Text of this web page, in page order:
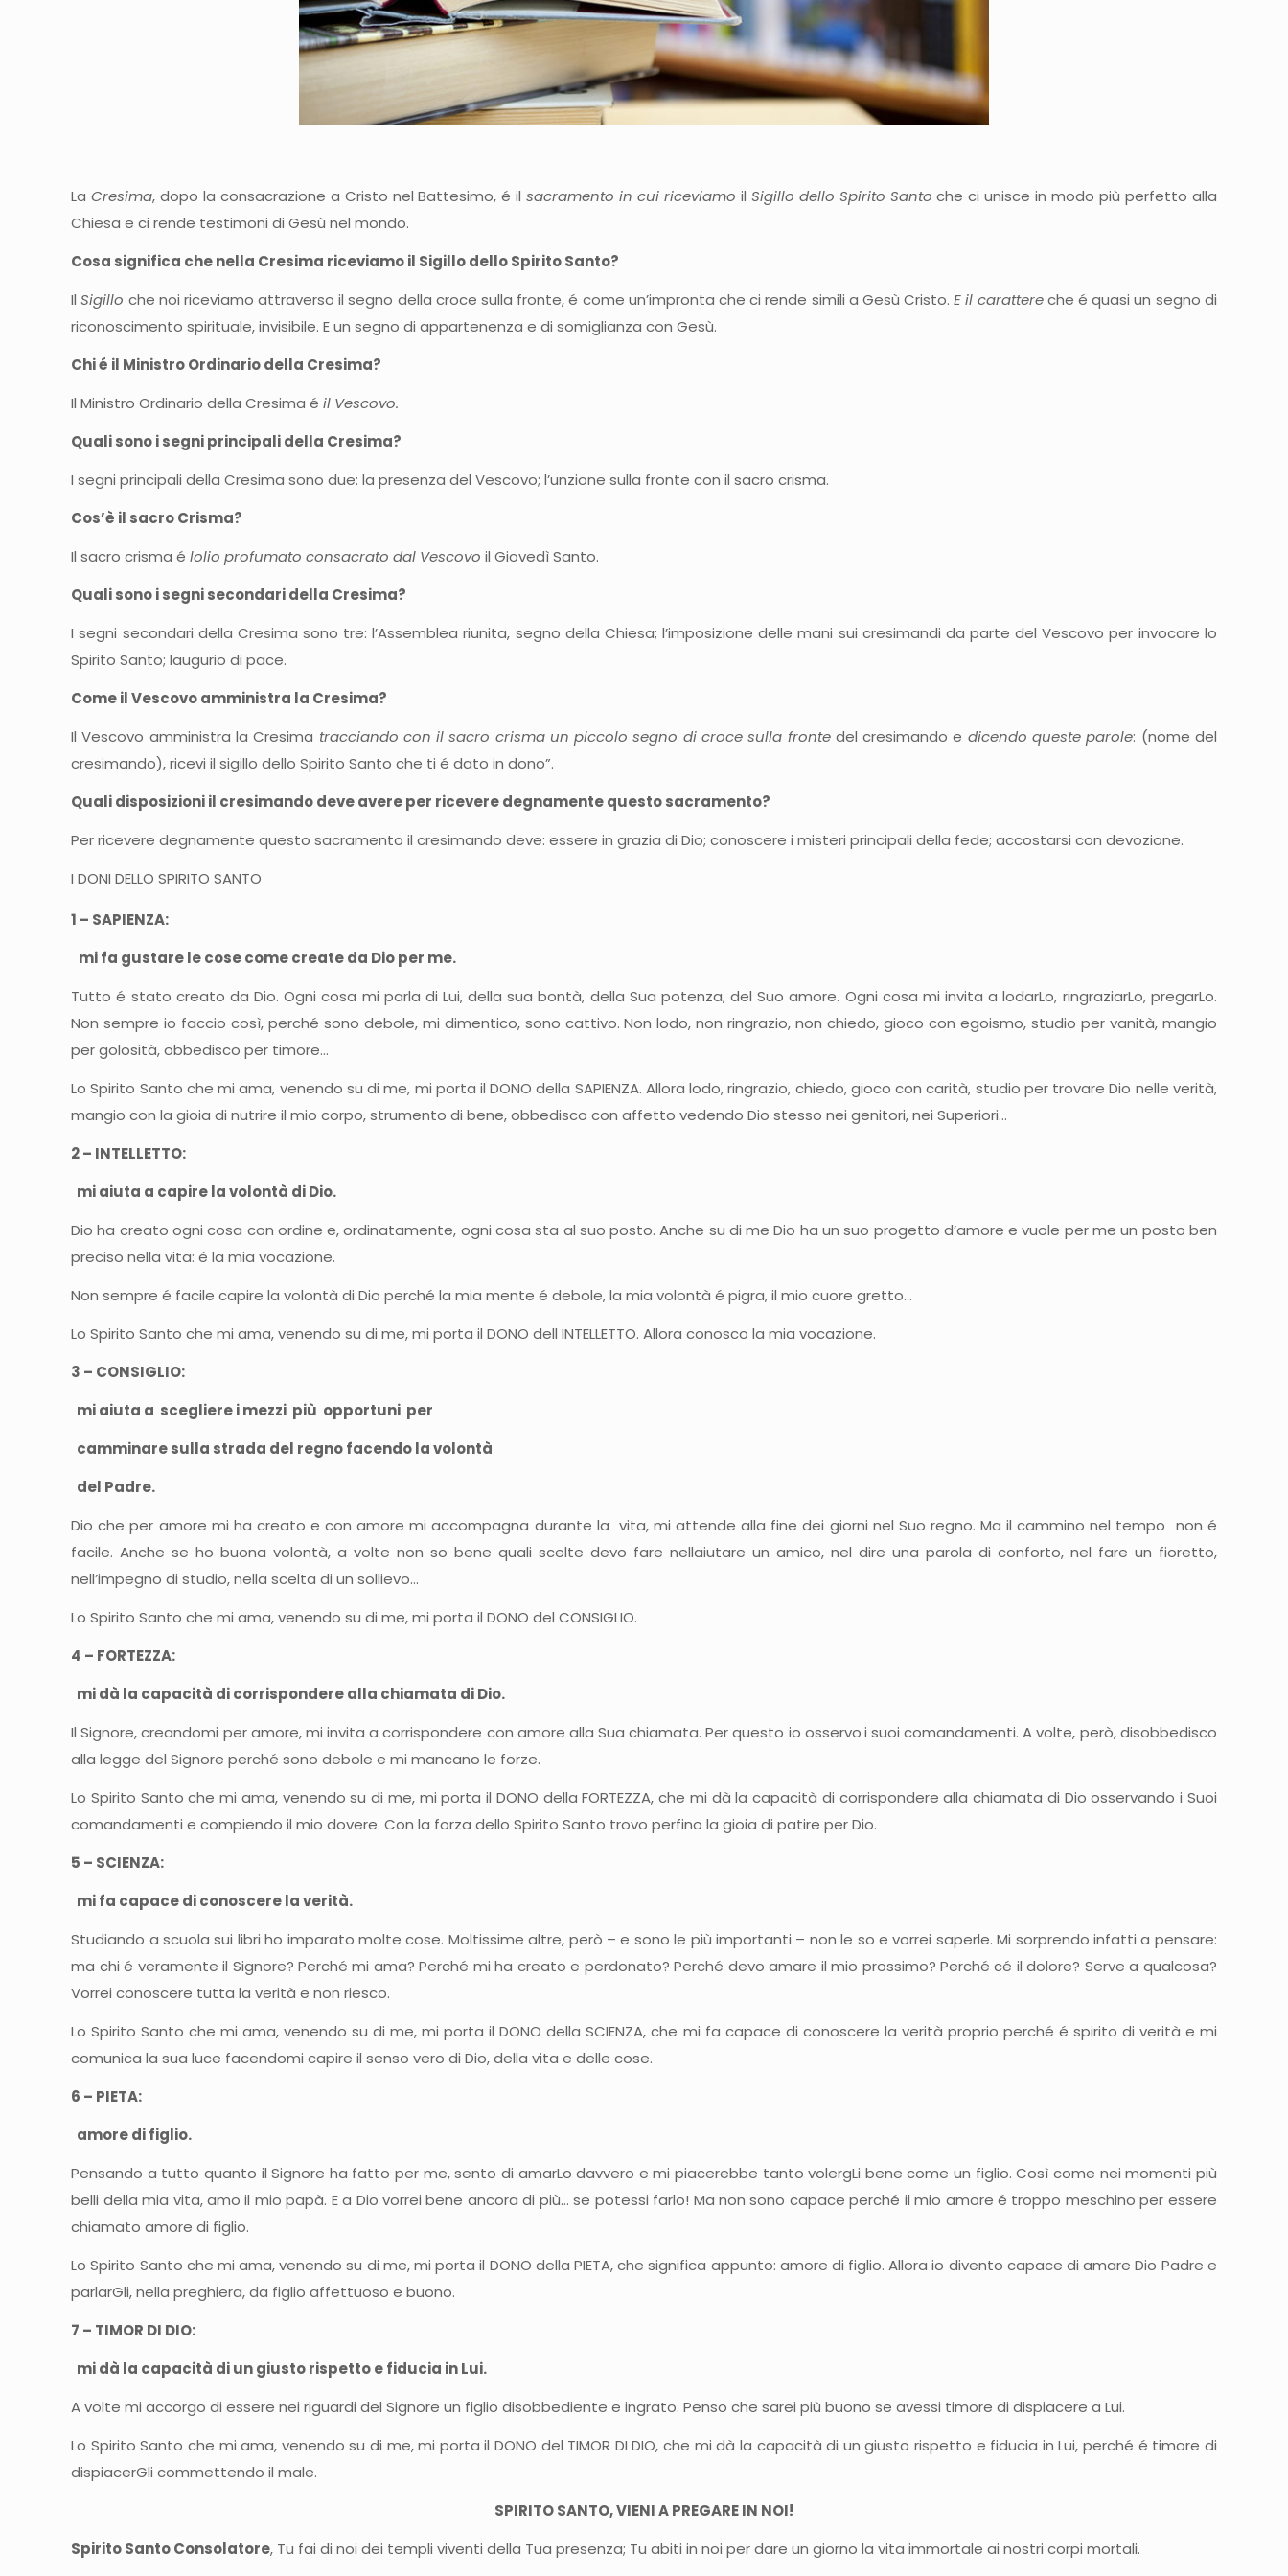
LaCresima, dopo la consacrazione a Cristo nel Battesimo, é ilsacramento in cui riceviamo il Sigillo dello Spirito Santo che ci unisce in modo più perfetto alla
Chiesa e ci rende testimoni di Gesù nel mondo.
Cosa significa che nella Cresima riceviamo il Sigillo dello Spirito Santo?
IlSigillo che noi riceviamo attraverso il segno della croce sulla fronte, é come un’impronta che ci rende simili a Gesù Cristo.E il carattereche é quasi un segno di
riconoscimento spirituale, invisibile. E un segno di appartenenza e di somiglianza con Gesù.
Chi é il Ministro Ordinario della Cresima?
Il Ministro Ordinario della Cresima éil Vescovo.
Quali sono i segni principali della Cresima?
I segni principali della Cresima sono due: la presenza del Vescovo; l’unzione sulla fronte con il sacro crisma.
Cos’è il sacro Crisma?
Il sacro crisma élolio profumato consacrato dal Vescovo il Giovedì Santo.
Quali sono i segni secondari della Cresima?
I segni secondari della Cresima sono tre: l’Assemblea riunita, segno della Chiesa; l’imposizione delle mani sui cresimandi da parte del Vescovo per invocare lo
Spirito Santo; laugurio di pace.
Come il Vescovo amministra la Cresima?
Il Vescovo amministra la Cresima tracciando con il sacro crisma un piccolo segno di croce sulla frontedel cresimando e dicendo queste parole: (nome del
cresimando), ricevi il sigillo dello Spirito Santo che ti é dato in dono”.
Quali disposizioni il cresimando deve avere per ricevere degnamente questo sacramento?
Per ricevere degnamente questo sacramento il cresimando deve: essere in grazia di Dio; conoscere i misteri principali della fede; accostarsi con devozione.
I DONI DELLO SPIRITO SANTO
1 – SAPIENZA:
mi fa gustare le cose come create da Dio per me.
Tutto é stato creato da Dio. Ogni cosa mi parla di Lui, della sua bontà, della Sua potenza, del Suo amore. Ogni cosa mi invita a lodarLo, ringraziarLo, pregarLo.
Non sempre io faccio così, perché sono debole, mi dimentico, sono cattivo. Non lodo, non ringrazio, non chiedo, gioco con egoismo, studio per vanità, mangio
per golosità, obbedisco per timore…
Lo Spirito Santo che mi ama, venendo su di me, mi porta il DONO della SAPIENZA. Allora lodo, ringrazio, chiedo, gioco con carità, studio per trovare Dio nelle verità,
mangio con la gioia di nutrire il mio corpo, strumento di bene, obbedisco con affetto vedendo Dio stesso nei genitori, nei Superiori…
2 – INTELLETTO:
mi aiuta a capire la volontà di Dio.
Dio ha creato ogni cosa con ordine e, ordinatamente, ogni cosa sta al suo posto. Anche su di me Dio ha un suo progetto d’amore e vuole per me un posto ben
preciso nella vita: é la mia vocazione.
Non sempre é facile capire la volontà di Dio perché la mia mente é debole, la mia volontà é pigra, il mio cuore gretto…
Lo Spirito Santo che mi ama, venendo su di me, mi porta il DONO dell INTELLETTO. Allora conosco la mia vocazione.
3 – CONSIGLIO:
mi aiuta a scegliere i mezzi più opportuni per
camminare sulla strada del regno facendo la volontà
del Padre.
Dio che per amore mi ha creato e con amore mi accompagna durante la vita, mi attende alla fine dei giorni nel Suo regno. Ma il cammino nel tempo non é
facile. Anche se ho buona volontà, a volte non so bene quali scelte devo fare nellaiutare un amico, nel dire una parola di conforto, nel fare un fioretto,
nell’impegno di studio, nella scelta di un sollievo…
Lo Spirito Santo che mi ama, venendo su di me, mi porta il DONO del CONSIGLIO.
4 – FORTEZZA:
mi dà la capacità di corrispondere alla chiamata di Dio.
Il Signore, creandomi per amore, mi invita a corrispondere con amore alla Sua chiamata. Per questo io osservoi suoi comandamenti. A volte, però, disobbedisco
alla legge del Signore perché sono debole e mi mancano le forze.
Lo Spirito Santo che mi ama, venendo su di me, mi porta il DONO della FORTEZZA, che mi dà la capacità di corrispondere alla chiamata di Dio osservando i Suoi
comandamenti e compiendo il mio dovere. Con la forza dello Spirito Santo trovo perfino la gioia di patire per Dio.
5 – SCIENZA:
mi fa capace di conoscere la verità.
Studiando a scuola sui libri ho imparato molte cose. Moltissime altre, però – e sono le più importanti – non le so e vorrei saperle. Mi sorprendo infatti a pensare:
ma chi é veramente il Signore? Perché mi ama? Perché mi ha creato e perdonato? Perché devo amare il mio prossimo? Perché cé il dolore? Serve a qualcosa?
Vorrei conoscere tutta la verità e non riesco.
Lo Spirito Santo che mi ama, venendo su di me, mi porta il DONO della SCIENZA, che mi fa capace di conoscere la verità proprio perché é spirito di verità e mi
comunica la sua luce facendomi capire il senso vero di Dio, della vita e delle cose.
6 – PIETA:
amore di figlio.
Pensando a tutto quanto il Signore ha fatto per me, sento di amarLo davvero e mi piacerebbe tanto volergLi bene come un figlio. Così come nei momenti più
belli della mia vita, amo il mio papà. E a Dio vorrei bene ancora di più… se potessi farlo! Ma non sono capace perché il mio amore é troppo meschino per essere
chiamato amore di figlio.
Lo Spirito Santo che mi ama, venendo su di me, mi porta il DONO della PIETA, che significa appunto: amore di figlio. Allora io divento capace di amare Dio Padre e
parlarGli, nella preghiera, da figlio affettuoso e buono.
7 – TIMOR DI DIO:
mi dà la capacità di un giusto rispetto e fiducia in Lui.
A volte mi accorgo di essere nei riguardi del Signore un figlio disobbediente e ingrato. Penso che sarei più buono se avessi timore di dispiacere a Lui.
Lo Spirito Santo che mi ama, venendo su di me, mi porta il DONO del TIMOR DI DIO, che mi dà la capacità di un giusto rispetto e fiducia in Lui, perché é timore di
dispiacerGli commettendo il male.
SPIRITO SANTO, VIENI A PREGARE IN NOI!
Spirito Santo Consolatore, Tu fai di noi dei templi viventi della Tua presenza; Tu abiti in noi per dare un giorno la vita immortale ai nostri corpi mortali.